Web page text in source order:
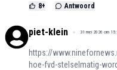
8+ Antwoord
piet-klein 31 mei 2026 om
https://
hoe-fvd-stelselmatig-